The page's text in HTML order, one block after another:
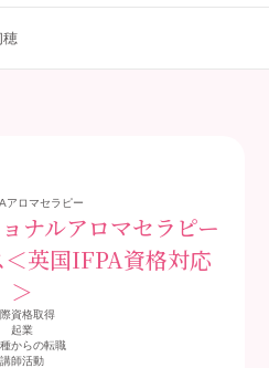
穂
アロマセラピー
ナルアロマセラピー
英国IFPA資格対応
＞
資格取得
起業
からの転職
講師活動